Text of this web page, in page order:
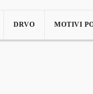
DRVO MOTIVI